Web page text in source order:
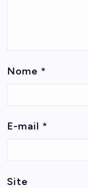
Nome *
E-mail *
Site